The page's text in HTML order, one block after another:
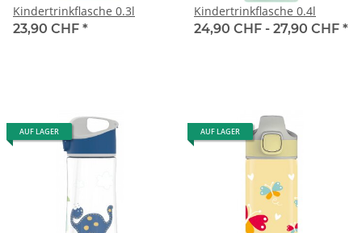
Kindertrinkflasche 0.3l
23,90 CHF *
Kindertrinkflasche 0.4l
24,90 CHF - 27,90 CHF *
AUF LAGER AUF LAGER